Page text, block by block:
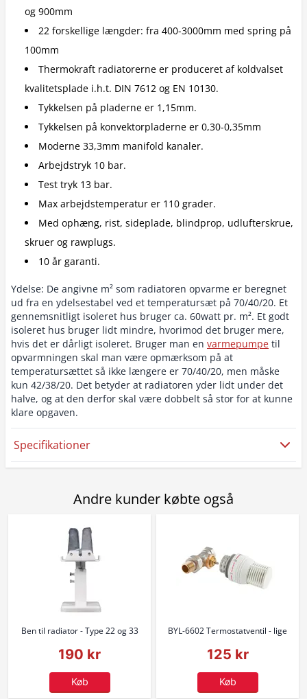
og 900mm
22 forskellige længder: fra 400-3000mm med spring på
100mm
Thermokraft radiatorerne er produceret af koldvalset
kvalitetsplade i.h.t. DIN 7612 og EN 10130.
Tykkelsen på pladerne er 1,15mm.
Tykkelsen på konvektorpladerne er 0,30-0,35mm
Moderne 33,3mm manifold kanaler.
Arbejdstryk 10 bar.
Test tryk 13 bar.
Max arbejdstemperatur er 110 grader.
Med ophæng, rist, sideplade, blindprop, udlufterskrue,
skruer og rawplugs.
10 år garanti.
Ydelse: De angivne m² som radiatoren opvarme er beregnet
ud fra en ydelsestabel ved et temperatursæt på 70/40/20. Et
gennemsnitligt isoleret hus bruger ca. 60watt pr. m². Et godt
isoleret hus bruger lidt mindre, hvorimod det bruger mere,
hvis det er dårligt isoleret. Bruger man en varmepumpe til
opvarmningen skal man være opmærksom på at
temperatursættet så ikke længere er 70/40/20, men måske
kun 42/38/20. Det betyder at radiatoren yder lidt under det
halve, og at den derfor skal være dobbelt så stor for at kunne
klare opgaven.
Specifikationer
Andre kunder købte også
Ben til radiator - Type 22 og 33
190 kr
Køb
BYL-6602 Termostatventil - lige
125 kr
Køb